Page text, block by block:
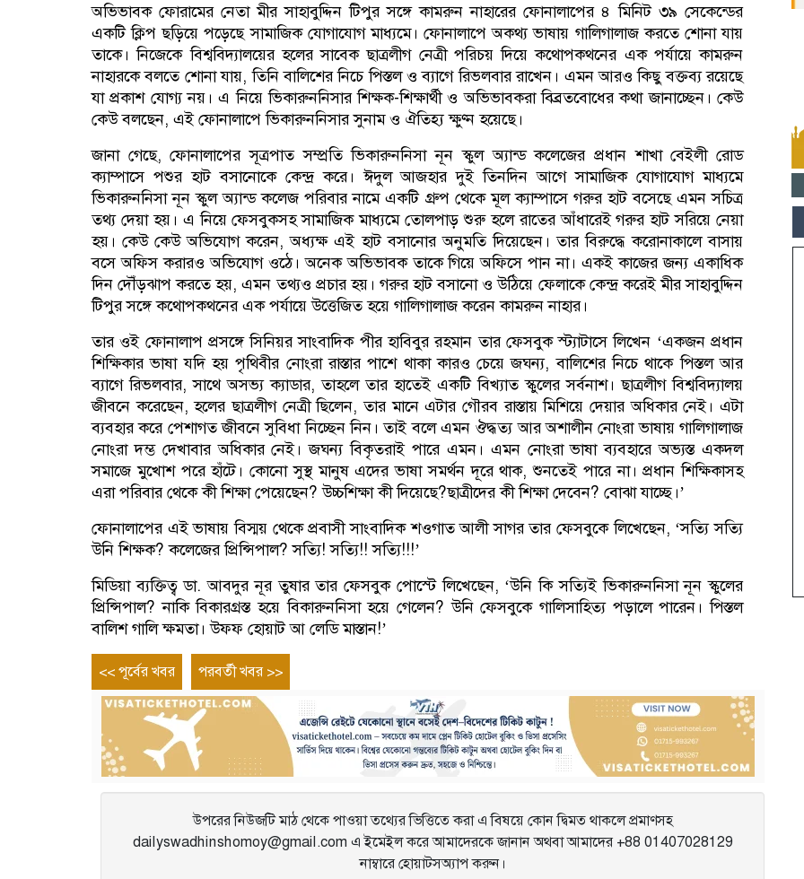
অভিভাবক ফোরামের নেতা মীর সাহাবুদ্দিন টিপুর সঙ্গে কামরুন নাহারের ফোনালাপের ৪ মিনিট ৩৯ সেকেন্ডের
একটি ক্লিপ ছড়িয়ে পড়েছে সামাজিক যোগাযোগ মাধ্যমে। ফোনালাপে অকথ্য ভাষায় গালিগালাজ করতে শোনা যায়
তাকে। নিজেকে বিশ্ববিদ্যালয়ের হলের সাবেক ছাত্রলীগ নেত্রী পরিচয় দিয়ে কথোপকথনের এক পর্যায়ে কামরুন
নাহারকে বলতে শোনা যায়, তিনি বালিশের নিচে পিস্তল ও ব্যাগে রিভলবার রাখেন। এমন আরও কিছু বক্তব্য রয়েছে
যা প্রকাশ যোগ্য নয়। এ নিয়ে ভিকারুননিসার শিক্ষক-শিক্ষার্থী ও অভিভাবকরা বিব্রতবোধের কথা জানাচ্ছেন। কেউ
কেউ বলছেন, এই ফোনালাপে ভিকারুননিসার সুনাম ও ঐতিহ্য ক্ষুণ্ন হয়েছে।
জানা গেছে, ফোনালাপের সূত্রপাত সম্প্রতি ভিকারুননিসা নূন স্কুল অ্যান্ড কলেজের প্রধান শাখা বেইলী রোড
ক্যাম্পাসে পশুর হাট বসানোকে কেন্দ্র করে। ঈদুল আজহার দুই তিনদিন আগে সামাজিক যোগাযোগ মাধ্যমে
ভিকারুননিসা নূন স্কুল অ্যান্ড কলেজ পরিবার নামে একটি গ্রুপ থেকে মূল ক্যাম্পাসে গরুর হাট বসেছে এমন সচিত্র
তথ্য দেয়া হয়। এ নিয়ে ফেসবুকসহ সামাজিক মাধ্যমে তোলপাড় শুরু হলে রাতের আঁধারেই গরুর হাট সরিয়ে নেয়া
হয়। কেউ কেউ অভিযোগ করেন, অধ্যক্ষ এই হাট বসানোর অনুমতি দিয়েছেন। তার বিরুদ্ধে করোনাকালে বাসায়
বসে অফিস করারও অভিযোগ ওঠে। অনেক অভিভাবক তাকে গিয়ে অফিসে পান না। একই কাজের জন্য একাধিক
দিন দৌঁড়ঝাপ করতে হয়, এমন তথ্যও প্রচার হয়। গরুর হাট বসানো ও উঠিয়ে ফেলাকে কেন্দ্র করেই মীর সাহাবুদ্দিন
টিপুর সঙ্গে কথোপকথনের এক পর্যায়ে উত্তেজিত হয়ে গালিগালাজ করেন কামরুন নাহার।
তার ওই ফোনালাপ প্রসঙ্গে সিনিয়র সাংবাদিক পীর হাবিবুর রহমান তার ফেসবুক স্ট্যাটাসে লিখেন ‘একজন প্রধান
শিক্ষিকার ভাষা যদি হয় পৃথিবীর নোংরা রাস্তার পাশে থাকা কারও চেয়ে জঘন্য, বালিশের নিচে থাকে পিস্তল আর
ব্যাগে রিভলবার, সাথে অসভ্য ক্যাডার, তাহলে তার হাতেই একটি বিখ্যাত স্কুলের সর্বনাশ। ছাত্রলীগ বিশ্ববিদ্যালয়
জীবনে করেছেন, হলের ছাত্রলীগ নেত্রী ছিলেন, তার মানে এটার গৌরব রাস্তায় মিশিয়ে দেয়ার অধিকার নেই। এটা
ব্যবহার করে পেশাগত জীবনে সুবিধা নিচ্ছেন নিন। তাই বলে এমন ঔদ্ধত্য আর অশালীন নোংরা ভাষায় গালিগালাজ
নোংরা দম্ভ দেখাবার অধিকার নেই। জঘন্য বিকৃতরাই পারে এমন। এমন নোংরা ভাষা ব্যবহারে অভ্যস্ত একদল
সমাজে মুখোশ পরে হাঁটে। কোনো সুস্থ মানুষ এদের ভাষা সমর্থন দূরে থাক, শুনতেই পারে না। প্রধান শিক্ষিকাসহ
এরা পরিবার থেকে কী শিক্ষা পেয়েছেন? উচ্চশিক্ষা কী দিয়েছে?ছাত্রীদের কী শিক্ষা দেবেন? বোঝা যাচ্ছে।’
ফোনালাপের এই ভাষায় বিস্ময় থেকে প্রবাসী সাংবাদিক শওগাত আলী সাগর তার ফেসবুকে লিখেছেন, ‘সত্যি সত্যি
উনি শিক্ষক? কলেজের প্রিন্সিপাল? সত্যি! সত্যি!! সত্যি!!!’
মিডিয়া ব্যক্তিত্ব ডা. আবদুর নূর তুষার তার ফেসবুক পোস্টে লিখেছেন, ‘উনি কি সত্যিই ভিকারুননিসা নূন স্কুলের
প্রিন্সিপাল? নাকি বিকারগ্রস্ত হয়ে বিকারুননিসা হয়ে গেলেন? উনি ফেসবুকে গালিসাহিত্য পড়ালে পারেন। পিস্তল
বালিশ গালি ক্ষমতা। উফফ হোয়াট আ লেডি মাস্তান!’
Post
navigation
<< পূর্বের খবর
Previous
entry
পরবর্তী খবর >>
উপরের নিউজটি মাঠ থেকে পাওয়া তথ্যের ভিত্তিতে করা এ বিষয়ে কোন দ্বিমত থাকলে প্রমাণসহ
dailyswadhinshomoy@gmail.com এ ইমেইল করে আমাদেরকে জানান অথবা আমাদের +88 01407028129
নাম্বারে হোয়াটসঅ্যাপ করুন।